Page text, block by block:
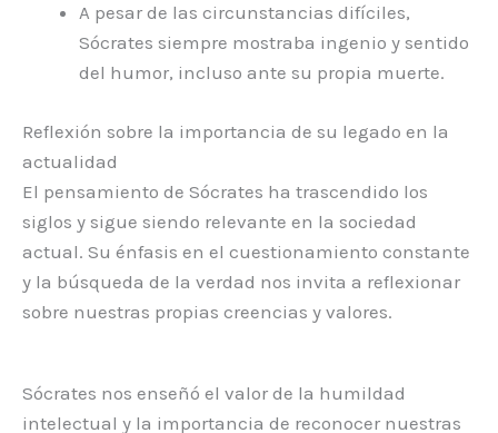
A pesar de las circunstancias difíciles,
Sócrates siempre mostraba ingenio y sentido
del humor, incluso ante su propia muerte.
Reflexión sobre la importancia de su legado en la
actualidad
El pensamiento de Sócrates ha trascendido los
siglos y sigue siendo relevante en la sociedad
actual. Su énfasis en el cuestionamiento constante
y la búsqueda de la verdad nos invita a reflexionar
sobre nuestras propias creencias y valores.
Sócrates nos enseñó el valor de la humildad
intelectual y la importancia de reconocer nuestras